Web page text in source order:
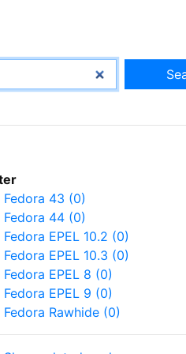
Fedora 43 (0)
Fedora 44 (0)
Fedora EPEL 10.2 (0)
Fedora EPEL 10.3 (0)
Fedora EPEL 8 (0)
Fedora EPEL 9 (0)
Fedora Rawhide (0)